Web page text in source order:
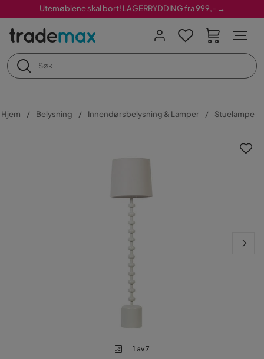
Utemøblene skal bort! LAGERRYDDING fra 999,- →
Hjem Belysning Innendørsbelysning & Lamper Stuelampe
1 av 7